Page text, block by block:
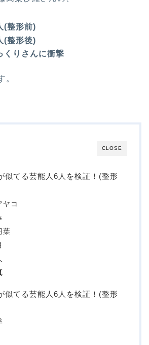
(整形前)
(整形後)
くりさんに衝撃
。
CLOSE
似てる芸能人6人を検証！(整形
ヤコ
葉
似てる芸能人6人を検証！(整形